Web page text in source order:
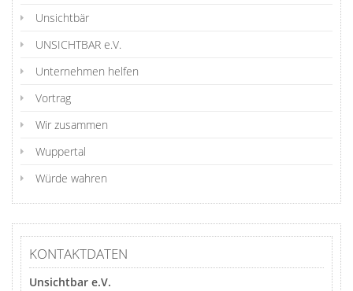
Unsichtbär
UNSICHTBAR e.V.
Unternehmen helfen
Vortrag
Wir zusammen
Wuppertal
Würde wahren
KONTAKTDATEN
Unsichtbar e.V.